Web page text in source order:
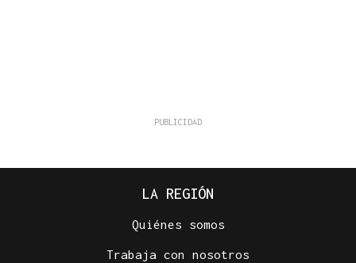
LA REGIÓN
Quiénes somos
Trabaja con nosotros